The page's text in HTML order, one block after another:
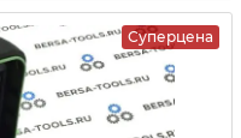
Суперцена